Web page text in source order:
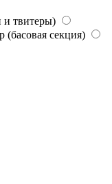
и твитеры)
(басовая секция)